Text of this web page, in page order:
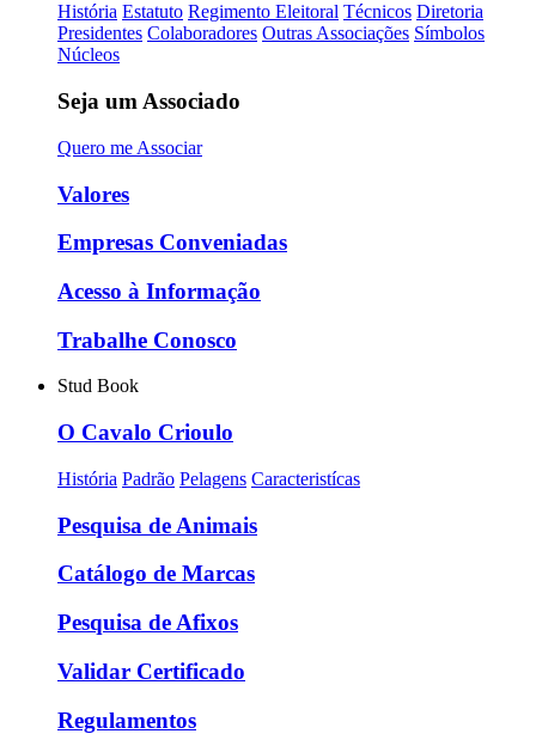
História Estatuto Regimento Eleitoral Técnicos Diretoria
Presidentes Colaboradores Outras Associações Símbolos
Núcleos
Seja um Associado
Quero me Associar
Valores
Empresas Conveniadas
Acesso à Informação
Trabalhe Conosco
Stud Book
O Cavalo Crioulo
História Padrão Pelagens Caracteristícas
Pesquisa de Animais
Catálogo de Marcas
Pesquisa de Afixos
Validar Certificado
Regulamentos